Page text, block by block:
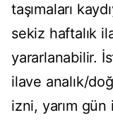
taşımaları
sekiz haftalık
yararlanabilir.
ilave analık/
izni, yarım gün